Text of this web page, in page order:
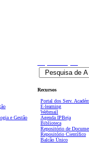
e Gestão
Recursos
Portal dos Serv.
E-learning
Webmail
Agenda IPBeja
Biblioteca
Repositório de
Repositório Científico
Balcão Único